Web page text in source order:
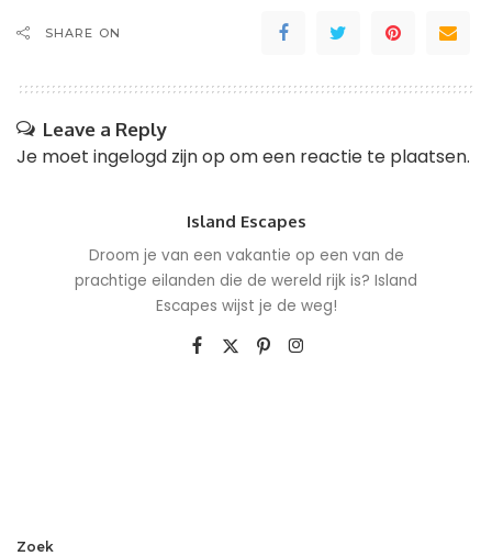
SHARE ON
Leave a Reply
Je moet ingelogd zijn op om een reactie te plaatsen.
Island Escapes
Droom je van een vakantie op een van de
prachtige eilanden die de wereld rijk is? Island
Escapes wijst je de weg!
Zoek